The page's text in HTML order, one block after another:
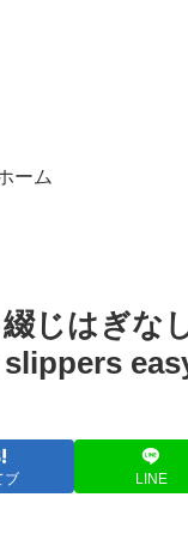
ーム
綴じはぎ
ブ LINE